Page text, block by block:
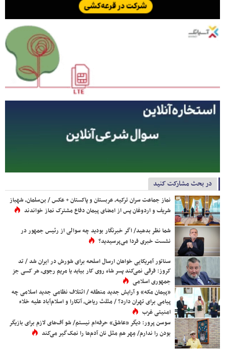
در بحث مشارکت کنید
نماز جماعت سران ترکیه، عربستان و پاکستان + عکس / بن‌سلمان، شهباز
شریف و اردوغان پس از امضای پیمان دفاع مشترک نماز خواندند
شما نظر بدهید/ اگر خبرنگار بودید چه سوالی از رئیس جمهور در
نشست خبری فردا می‌پرسیدید؟
سناتور آمریکایی خواهان ارسال اسلحه برای شورش در ایران شد / تد
کروز: فرقی نمی‌کند پسر شاه روی کار بیاید یا مریم رجوی، هر کسی جز
جمهوری اسلامی
«پیمان مکه» و آرایش جدید منطقه / ائتلاف نظامی جدید اسلامی چه
پیامی برای تهران دارد؟ / مثلث ریاض، آنکارا و اسلام‌آباد علیه خلاء
امنیتی غرب
سوسن پرور: دیگر «عاشق» حرفه‌ام نیستم/ شو آف‌های لازم برای بازیگر
بودن را ندارم/ مِهر هم مثل نان آدم‌ها را نمک‌گیر می‌کند